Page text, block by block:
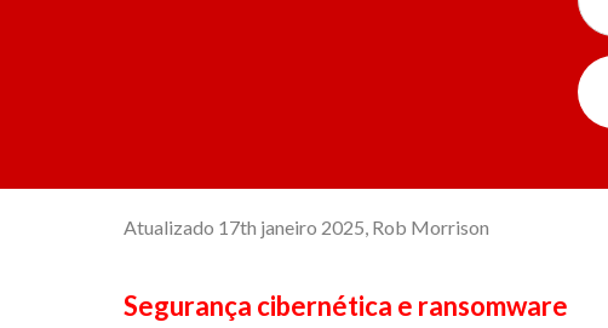
Atualizado 17th janeiro 2025, Rob Morrison
Segurança cibernética e ransomware